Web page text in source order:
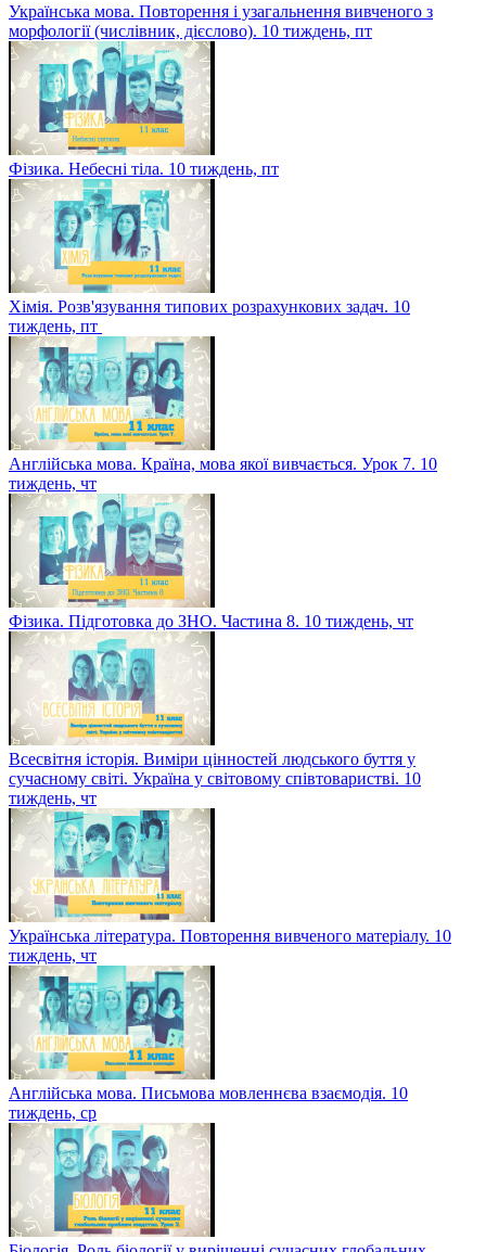
Українська мова. Повторення і узагальнення вивченого з
морфології (числівник, дієслово). 10 тиждень, пт
Фізика. Небесні тіла. 10 тиждень, пт
Хімія. Розв'язування типових розрахункових задач. 10
тиждень, пт
Англійська мова. Країна, мова якої вивчається. Урок 7. 10
тиждень, чт
Фізика. Підготовка до ЗНО. Частина 8. 10 тиждень, чт
Всесвітня історія. Виміри цінностей людського буття у
сучасному світі. Україна у світовому співтоваристві. 10
тиждень, чт
Українська література. Повторення вивченого матеріалу. 10
тиждень, чт
Англійська мова. Письмова мовленнєва взаємодія. 10
тиждень, ср